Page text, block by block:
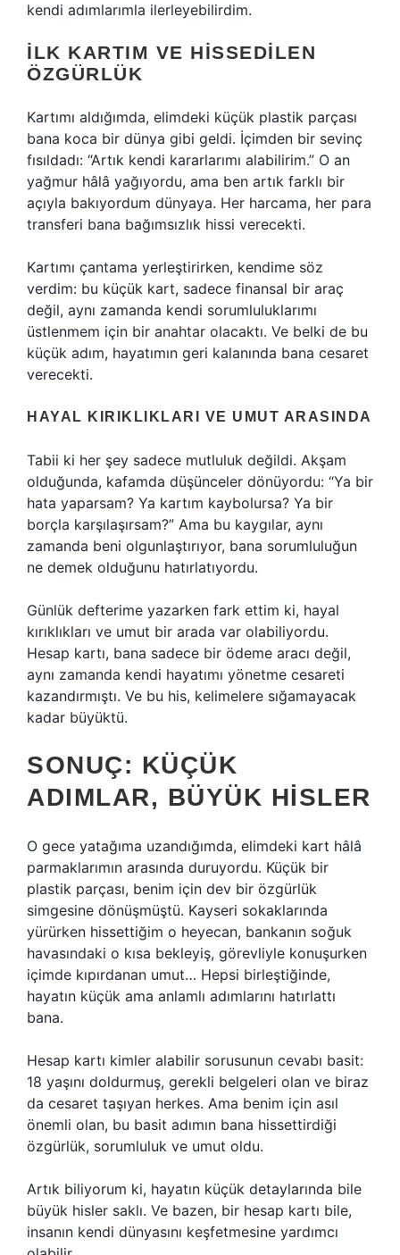
kendi adımlarımla ilerleyebilirdim.
İLK KARTIM VE HISSEDILEN
ÖZGÜRLÜK
Kartımı aldığımda, elimdeki küçük plastik parçası
bana koca bir dünya gibi geldi. İçimden bir sevinç
fısıldadı: “Artık kendi kararlarımı alabilirim.” O an
yağmur hâlâ yağıyordu, ama ben artık farklı bir
açıyla bakıyordum dünyaya. Her harcama, her para
transferi bana bağımsızlık hissi verecekti.
Kartımı çantama yerleştirirken, kendime söz
verdim: bu küçük kart, sadece finansal bir araç
değil, aynı zamanda kendi sorumluluklarımı
üstlenmem için bir anahtar olacaktı. Ve belki de bu
küçük adım, hayatımın geri kalanında bana cesaret
verecekti.
HAYAL KIRIKLIKLARI VE UMUT ARASINDA
Tabii ki her şey sadece mutluluk değildi. Akşam
olduğunda, kafamda düşünceler dönüyordu: “Ya bir
hata yaparsam? Ya kartım kaybolursa? Ya bir
borçla karşılaşırsam?” Ama bu kaygılar, aynı
zamanda beni olgunlaştırıyor, bana sorumluluğun
ne demek olduğunu hatırlatıyordu.
Günlük defterime yazarken fark ettim ki, hayal
kırıklıkları ve umut bir arada var olabiliyordu.
Hesap kartı, bana sadece bir ödeme aracı değil,
aynı zamanda kendi hayatımı yönetme cesareti
kazandırmıştı. Ve bu his, kelimelere sığamayacak
kadar büyüktü.
SONUÇ: KÜÇÜK
ADIMLAR, BÜYÜK HISLER
O gece yatağıma uzandığımda, elimdeki kart hâlâ
parmaklarımın arasında duruyordu. Küçük bir
plastik parçası, benim için dev bir özgürlük
simgesine dönüşmüştü. Kayseri sokaklarında
yürürken hissettiğim o heyecan, bankanın soğuk
havasındaki o kısa bekleyiş, görevliyle konuşurken
içimde kıpırdanan umut… Hepsi birleştiğinde,
hayatın küçük ama anlamlı adımlarını hatırlattı
bana.
Hesap kartı kimler alabilir sorusunun cevabı basit:
18 yaşını doldurmuş, gerekli belgeleri olan ve biraz
da cesaret taşıyan herkes. Ama benim için asıl
önemli olan, bu basit adımın bana hissettirdiği
özgürlük, sorumluluk ve umut oldu.
Artık biliyorum ki, hayatın küçük detaylarında bile
büyük hisler saklı. Ve bazen, bir hesap kartı bile,
insanın kendi dünyasını keşfetmesine yardımcı